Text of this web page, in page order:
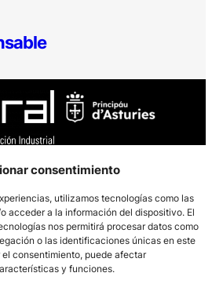
consentimiento
utilizamos tecnologías como las
acceder a la información del dispositivo. El
nos permitirá procesar datos como
o las identificaciones únicas en este
consentimiento, puede afectar
y funciones.